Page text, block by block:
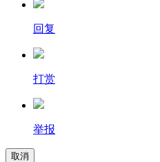
回复
打赏
举报
取消